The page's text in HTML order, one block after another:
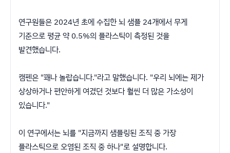
연구원들은 2024년 초에 수집한 뇌 샘플 24개에서 무게
기준으로 평균 약 0.5%의 플라스틱이 측정된 것을
발견했습니다.
캠펜은 "꽤나 놀랍습니다."라고 말했습니다. "우리 뇌에는 제가
상상하거나 편안하게 여겼던 것보다 훨씬 더 많은 가소성이
있습니다."
이 연구에서는 뇌를 "지금까지 샘플링된 조직 중 가장
플라스틱으로 오염된 조직 중 하나"로 설명합니다.